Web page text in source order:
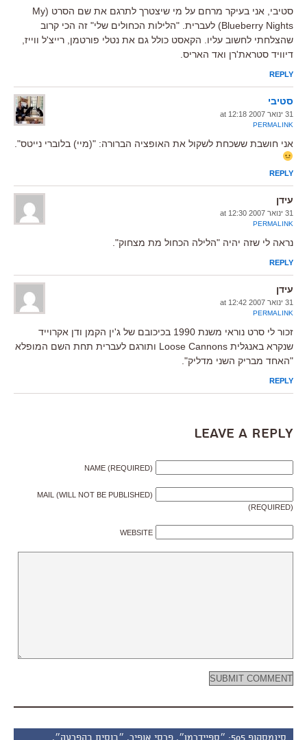
סטיבי, אני בעיקר מרחם על מי שיצטרך לתרגם את שם הסרט (My
Blueberry Nights) לעברית. "הלילות הכחולים שלי" זה הכי קרוב
שהצלחתי לחשוב עליו. הקאסט כולל גם את נטלי פורטמן, רייצ'ל ווייז,
דיוויד סטראת'רן ואד האריס.
REPLY
סטיבי
31 ינואר 2007 at 12:18
PERMALINK
אני חושבת ששכחת לשקול את האופציה הברורה: "(מיי) בלוברי נייטס".
REPLY
עידן
31 ינואר 2007 at 12:30
PERMALINK
נראה לי שזה יהיה "הלילה הכחול מת מצחוק".
REPLY
עידן
31 ינואר 2007 at 12:42
PERMALINK
זכור לי סרט נוראי משנת 1990 בכיכובם של ג'ין הקמן ודן אקרוייד
שנקרא באנגלית Loose Cannons ותורגם לעברית תחת השם המופלא
"האחד מבריק השני מדליק".
REPLY
Leave a Reply
NAME (REQUIRED)
MAIL (WILL NOT BE PUBLISHED)
(REQUIRED)
WEBSITE